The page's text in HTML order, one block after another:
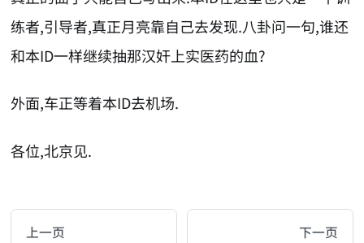
练者,引导者,真正月亮靠自己去发现.八卦问一句,谁还
和本ID一样继续抽那汉奸上实医药的血?
外面,车正等着本ID去机场.
各位,北京见.
You are reading a page from chzhshch.blog, a
上一页 下一页